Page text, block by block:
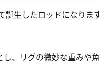
生したロッドになりま
し、リグの微妙な重み